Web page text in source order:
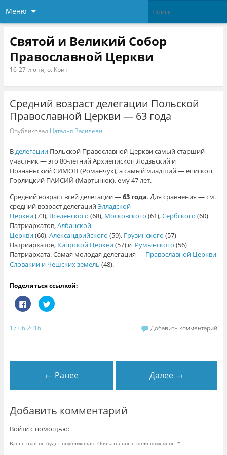
Меню
Святой и Великий Собор
Православной Церкви
16-27 июня, о. Крит
Средний возраст делегации Польской
Православной Церкви — 63 года
Опубликовал Наталья Василевич
ВделегацииПольской Православной Церкви самый старший
участник — это 80-летний Архиепископ Лодзьский и
Познаньский СИМОН (Романчук), а самый младший — епископ
Горлицкий ПАИСИЙ (Мартынюк), ему 47 лет.
Средний возраст всей делегации —63 года. Для сравнения — см.
средний возраст делегацийЭлладской
Церкви(73), Вселенского (68), Московского (61),Сербского (60)
Патриархатов,Албанской
Церкви(60),Александрийского (59), Грузинского (57)
Патриархатов, Кипрской Церкви(57) и Румынского (56)
Патриархата. Самая молодая делегация — Православной Церкви
Словакии и Чешских земель (48).
Поделиться ссылкой:
Н
а
и
т
с
ы
п
е
и
Н
а
о
ы
и
с
н
а
17.06.2016 Добавить комментарий
← Ранее Далее →
Добавить комментарий
Войти с помощью:
Ваш e-mail не будет опубликован. Обязательные поля помечены *